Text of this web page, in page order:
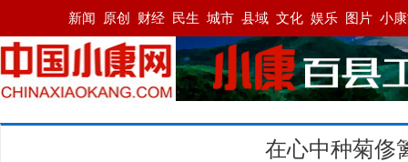
在心中种菊俢